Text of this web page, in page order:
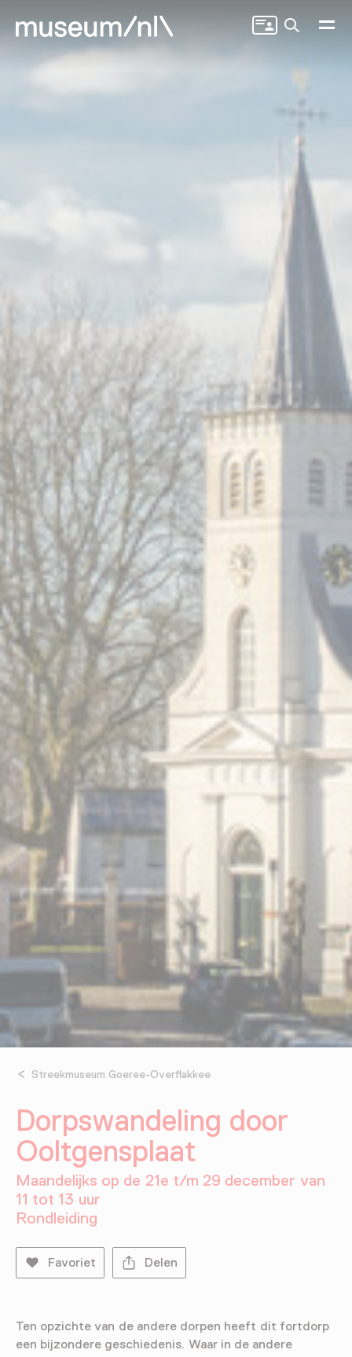
Zoeken
Streekmuseum Goeree-Overflakkee
Dorpswandeling door
Ooltgensplaat
Maandelijks op de 21e t/m 29 december van
11 tot 13 uur
Rondleiding
Favoriet Delen
Ten opzichte van de andere dorpen heeft dit fortdorp
een bijzondere geschiedenis. Waar in de andere